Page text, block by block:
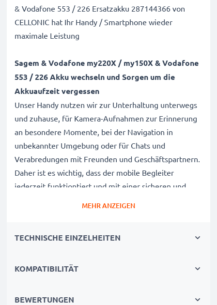
& Vodafone 553 / 226 Ersatzakku 287144366 von
CELLONIC hat Ihr Handy / Smartphone wieder
maximale Leistung
Sagem & Vodafone my220X / my150X & Vodafone
553 / 226 Akku wechseln und Sorgen um die
Akkuaufzeit vergessen
Unser Handy nutzen wir zur Unterhaltung unterwegs
und zuhause, für Kamera-Aufnahmen zur Erinnerung
an besondere Momente, bei der Navigation in
unbekannter Umgebung oder für Chats und
Verabredungen mit Freunden und Geschäftspartnern.
Daher ist es wichtig, dass der mobile Begleiter
jederzeit funktiontiert und mit einer sicheren und
& Vodafone 553 / 226 Wechselakku wurde mit diesem
Vodafone 553 / 226 Handy / Smartphone entwickelt.
MEHR ANZEIGEN
TECHNISCHE EINZELHEITEN
KOMPATIBILITÄT
BEWERTUNGEN